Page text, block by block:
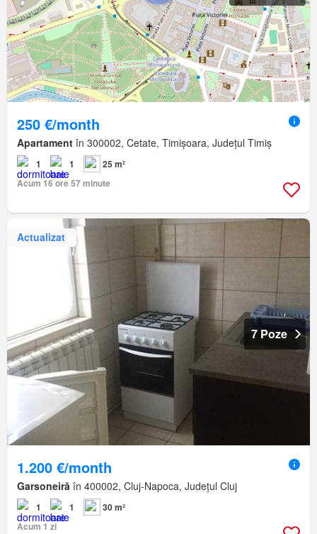
250 €/month
Apartament în 300002, Cetate, Timișoara, Județul Timiș
1 1
25 m²
Acum 16 ore 57 minute
Actualizat
7 Poze
1.200 €/month
Garsoneiră în 400002, Cluj-Napoca, Județul Cluj
1 1
30 m²
Acum 1 zi